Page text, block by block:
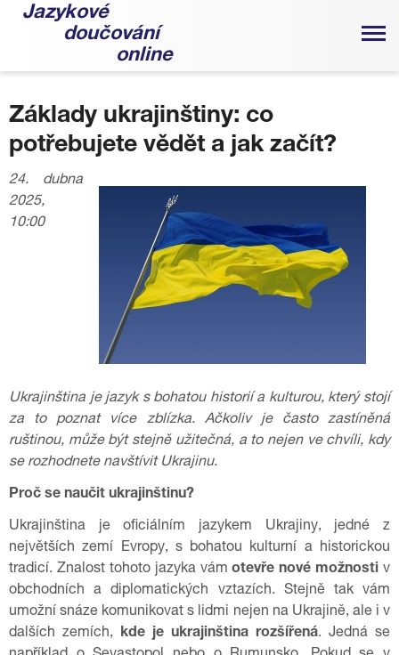
Jazykové
doučování
online
Základy ukrajinštiny: co
potřebujete vědět a jak začít?
24. dubna
2025,
10:00
Ukrajinština je jazyk s bohatou historií a kulturou, který stojí
za to poznat více zblízka. Ačkoliv je často zastíněná
ruštinou, může být stejně užitečná, a to nejen ve chvíli, kdy
se rozhodnete navštívit Ukrajinu.
Proč se naučit ukrajinštinu?
Ukrajinština je oficiálním jazykem Ukrajiny, jedné z
největších zemí Evropy, s bohatou kulturní a historickou
tradicí. Znalost tohoto jazyka vám otevře nové možnosti v
obchodních a diplomatických vztazích. Stejně tak vám
umožní snáze komunikovat s lidmi nejen na Ukrajině, ale i v
dalších zemích, kde je ukrajinština rozšířená. Jedná se